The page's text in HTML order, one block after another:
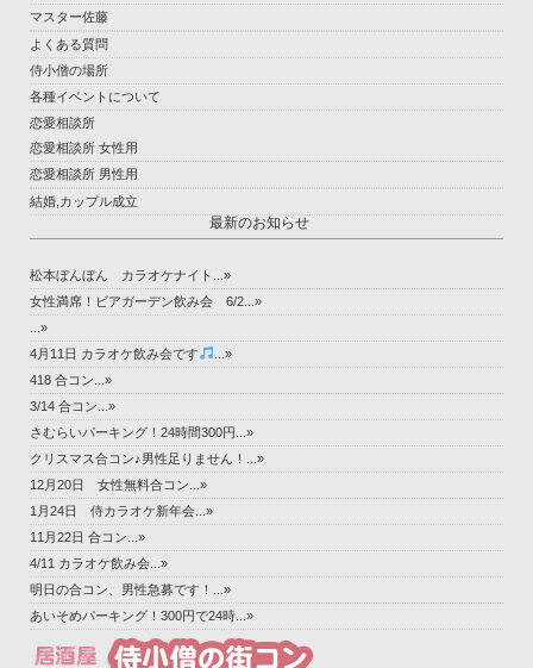
マスター佐藤
よくある質問
侍小僧の場所
各種イベントについて
恋愛相談所
恋愛相談所 女性用
恋愛相談所 男性用
結婚,カップル成立
最新のお知らせ
松本ぼんぼん カラオケナイト...»
女性満席！ビアガーデン飲み会 6/2...»
...»
4月11日 カラオケ飲み会です
...»
418 合コン...»
3/14 合コン...»
さむらいパーキング！24時間300円...»
クリスマス合コン♪男性足りません！...»
12月20日 女性無料合コン...»
1月24日 侍カラオケ新年会...»
11月22日 合コン...»
4/11 カラオケ飲み会...»
明日の合コン、男性急募です！...»
あいそめパーキング！300円で24時...»